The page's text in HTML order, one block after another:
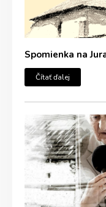
Spomienka na
Čítať ďalej